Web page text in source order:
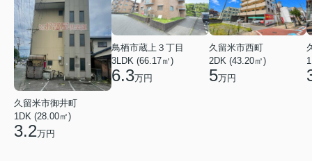
久留米市御井町
1DK (28.00㎡)
3.2万円
鳥栖市蔵上３丁目
3LDK (66.17㎡)
6.3万円
久留米市西町
2DK (43.20㎡)
5万円